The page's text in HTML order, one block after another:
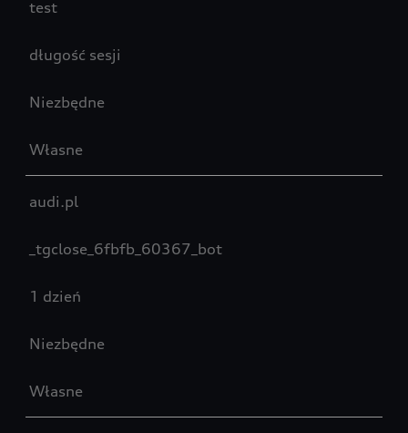
test
długość sesji
Niezbędne
Własne
audi.pl
_tgclose_6fbfb_60367_bot
1 dzień
Niezbędne
Własne